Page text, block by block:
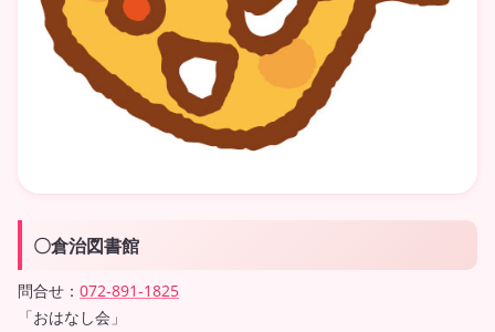
〇倉治図書館
問合せ： 072-891-1825
「おはなし会」